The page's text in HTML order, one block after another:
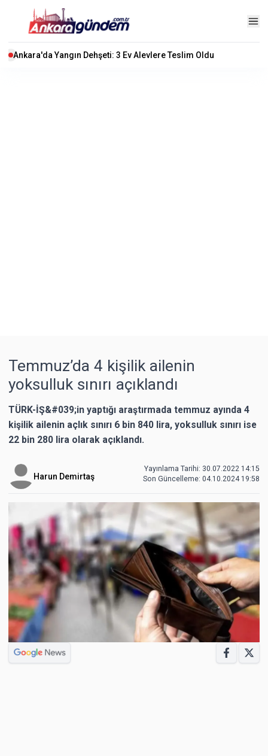
Ankara'da Yangın Dehşeti: 3 Ev Alevlere Teslim Oldu
Temmuz’da 4 kişilik ailenin
yoksulluk sınırı açıklandı
TÜRK-İŞ&#039;in yaptığı araştırmada temmuz ayında 4
kişilik ailenin açlık sınırı 6 bin 840 lira, yoksulluk sınırı ise
22 bin 280 lira olarak açıklandı.
Harun Demirtaş
Yayınlama Tarihi: 30.07.2022 14:15
Son Güncelleme: 04.10.2024 19:58